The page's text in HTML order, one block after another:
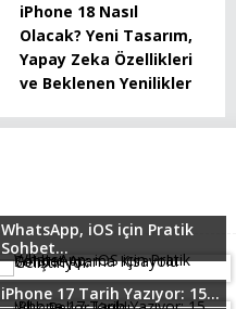
iPhone 18 Nasıl
Olacak? Yeni Tasarım,
Yapay Zeka Özellikleri
ve Beklenen Yenilikler
WhatsApp, iOS için Pratik
Sohbet...
iPhone 17 Tarih Yazıyor: 15...